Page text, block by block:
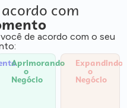
com
de acordo com o seu
Aprimorando
o
Negócio
Expandindo
o
Negócio